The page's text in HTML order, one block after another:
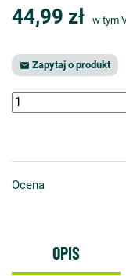
44,99 zł w tym
 Zapytaj o produkt
Ocena
OPIS